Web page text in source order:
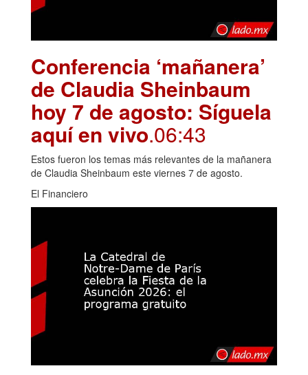
Conferencia ‘mañanera’
de Claudia Sheinbaum
hoy 7 de agosto: Síguela
aquí en vivo.06:43
Estos fueron los temas más relevantes de la mañanera
de Claudia Sheinbaum este viernes 7 de agosto.
El Financiero